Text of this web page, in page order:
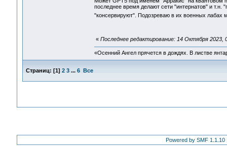
последнее время делают сети "интернатов" и т.н.
"консервируют". Подозреваю в их военных лабах
« Последнее редактирование: 14 Октября 2023,
«Осенний Ангел прячется в дождях. В листве
Страниц: [1] 2 3 ... 6 Все
Powered by SMF 1.1.10